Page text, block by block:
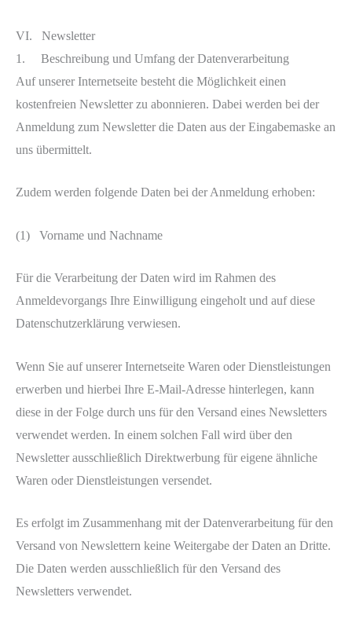
VI. Newsletter
1. Beschreibung und Umfang der Datenverarbeitung
Auf unserer Internetseite besteht die Möglichkeit einen
kostenfreien Newsletter zu abonnieren. Dabei werden bei der
Anmeldung zum Newsletter die Daten aus der Eingabemaske an
uns übermittelt.
Zudem werden folgende Daten bei der Anmeldung erhoben:
(1) Vorname und Nachname
Für die Verarbeitung der Daten wird im Rahmen des
Anmeldevorgangs Ihre Einwilligung eingeholt und auf diese
Datenschutzerklärung verwiesen.
Wenn Sie auf unserer Internetseite Waren oder Dienstleistungen
erwerben und hierbei Ihre E-Mail-Adresse hinterlegen, kann
diese in der Folge durch uns für den Versand eines Newsletters
verwendet werden. In einem solchen Fall wird über den
Newsletter ausschließlich Direktwerbung für eigene ähnliche
Waren oder Dienstleistungen versendet.
Es erfolgt im Zusammenhang mit der Datenverarbeitung für den
Versand von Newslettern keine Weitergabe der Daten an Dritte.
Die Daten werden ausschließlich für den Versand des
Newsletters verwendet.